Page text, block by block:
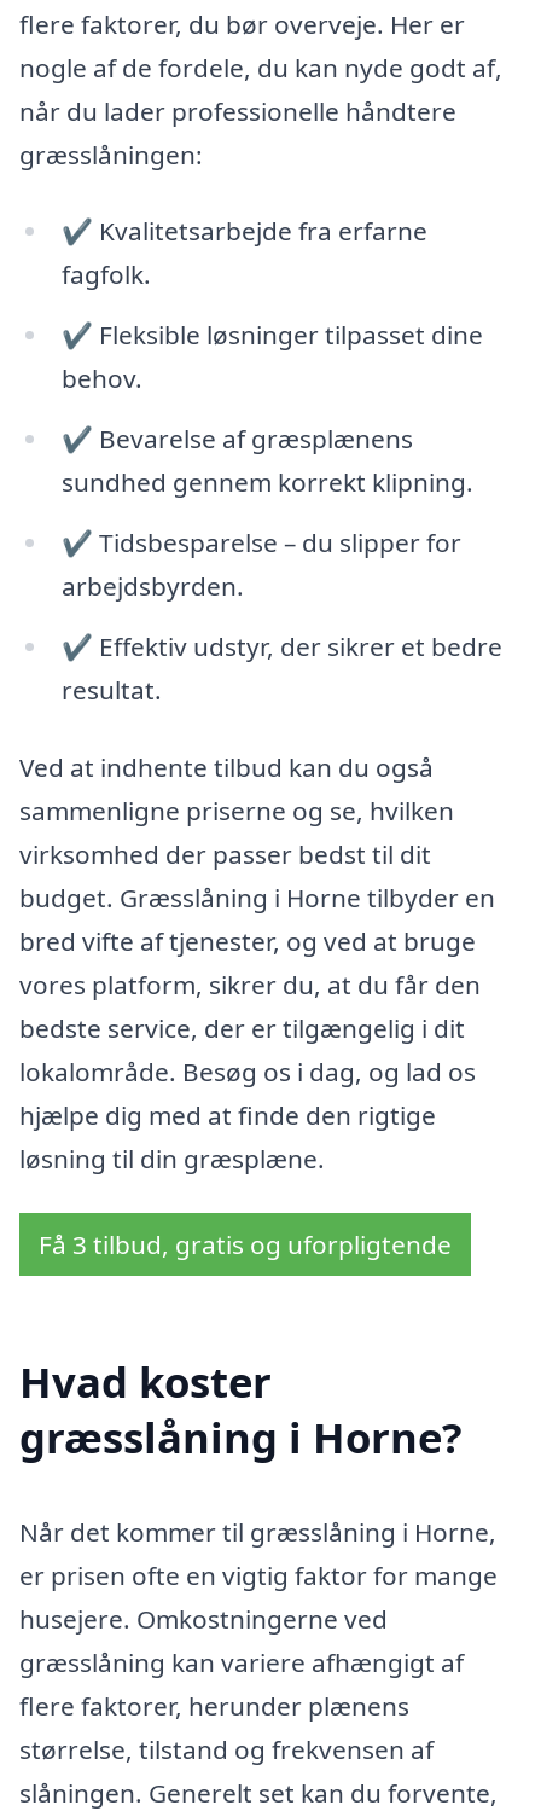
flere faktorer, du bør overveje. Her er
nogle af de fordele, du kan nyde godt af,
når du lader professionelle håndtere
græsslåningen:
✔️ Kvalitetsarbejde fra erfarne
fagfolk.
✔️ Fleksible løsninger tilpasset dine
behov.
✔️ Bevarelse af græsplænens
sundhed gennem korrekt klipning.
✔️ Tidsbesparelse – du slipper for
arbejdsbyrden.
✔️ Effektiv udstyr, der sikrer et bedre
resultat.
Ved at indhente tilbud kan du også
sammenligne priserne og se, hvilken
virksomhed der passer bedst til dit
budget. Græsslåning i Horne tilbyder en
bred vifte af tjenester, og ved at bruge
vores platform, sikrer du, at du får den
bedste service, der er tilgængelig i dit
lokalområde. Besøg os i dag, og lad os
hjælpe dig med at finde den rigtige
løsning til din græsplæne.
Få 3 tilbud, gratis og uforpligtende
Hvad koster
græsslåning i Horne?
Når det kommer til græsslåning i Horne,
er prisen ofte en vigtig faktor for mange
husejere. Omkostningerne ved
græsslåning kan variere afhængigt af
flere faktorer, herunder plænens
størrelse, tilstand og frekvensen af
slåningen. Generelt set kan du forvente,